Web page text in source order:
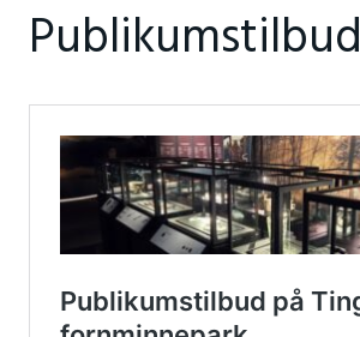
Publikumstilbud